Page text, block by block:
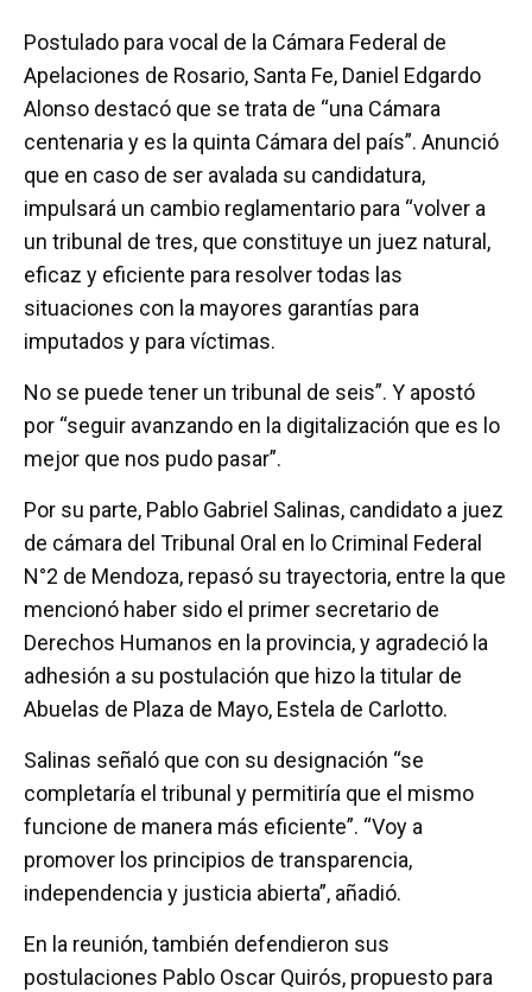
Postulado para vocal de la Cámara Federal de
Apelaciones de Rosario, Santa Fe, Daniel Edgardo
Alonso destacó que se trata de “una Cámara
centenaria y es la quinta Cámara del país”. Anunció
que en caso de ser avalada su candidatura,
impulsará un cambio reglamentario para “volver a
un tribunal de tres, que constituye un juez natural,
eficaz y eficiente para resolver todas las
situaciones con la mayores garantías para
imputados y para víctimas.
No se puede tener un tribunal de seis”. Y apostó
por “seguir avanzando en la digitalización que es lo
mejor que nos pudo pasar”.
Por su parte, Pablo Gabriel Salinas, candidato a juez
de cámara del Tribunal Oral en lo Criminal Federal
N°2 de Mendoza, repasó su trayectoria, entre la que
mencionó haber sido el primer secretario de
Derechos Humanos en la provincia, y agradeció la
adhesión a su postulación que hizo la titular de
Abuelas de Plaza de Mayo, Estela de Carlotto.
Salinas señaló que con su designación “se
completaría el tribunal y permitiría que el mismo
funcione de manera más eficiente”. “Voy a
promover los principios de transparencia,
independencia y justicia abierta”, añadió.
En la reunión, también defendieron sus
postulaciones Pablo Oscar Quirós, propuesto para